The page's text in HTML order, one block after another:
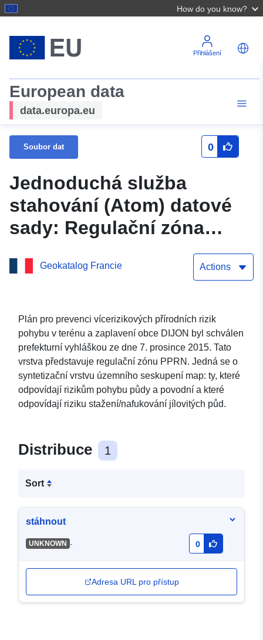
How do you know?
Přihlášení
European data
data.europa.eu
Soubor dat 0
Jednoduchá služba
stahování (Atom) datové
sady: Regulační zóna
pozemního pohybu a
zaplavení města DIJON s
PPRN
Geokatalog Francie Actions
Plán pro prevenci vícerizikových přírodních rizik
pohybu v terénu a zaplavení obce DIJON byl schválen
prefekturní vyhláškou ze dne 7. prosince 2015. Tato
vrstva představuje regulační zónu PPRN. Jedná se o
syntetizační vrstvu územního seskupení map: ty, které
odpovídají rizikům pohybu půdy a povodní a které
odpovídají riziku stažení/nafukování jílovitých půd.
Distribuce 1
Sort
stáhnout
UNKNOWN - 0
Adresa URL pro přístup